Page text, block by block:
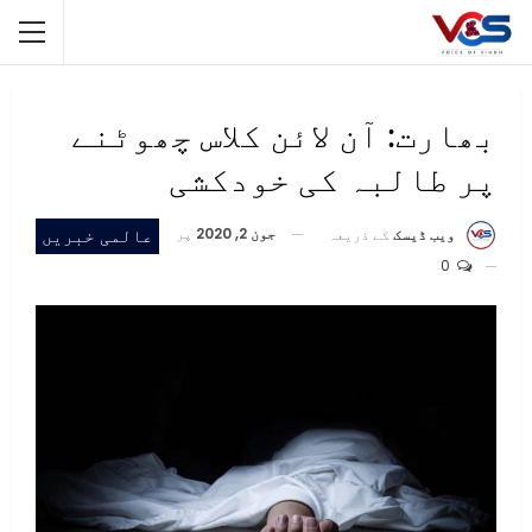
بھارت: آن لائن کلاس چھوٹنے
پر طالبہ کی خودکشی
عالمی خبریں ویب ڈیسک کے ذریعہ جون 2, 2020
پر